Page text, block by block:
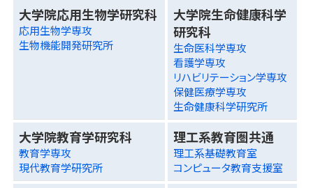
大学院応用生物学研究科
応用生物学専攻
生物機能開発研究所
大学院生命健康科学
研究科
生命医科学専攻
看護学専攻
リハビリテーション学専攻
保健医療学専攻
生命健康科学研究所
大学院教育学研究科
教育学専攻
現代教育学研究所
理工系教育圏共通
理工系基礎教育室
コンピュータ教育支援室